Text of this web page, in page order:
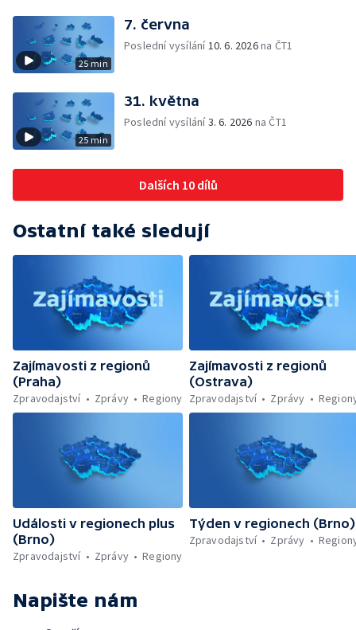
25 min
7. června
Poslední vysílání10. 6. 2026na ČT1
25 min
31. května
Poslední vysílání3. 6. 2026 na ČT1
Dalších 10 dílů
Ostatní také sledují
Zajímavosti z regionů
(Praha)
Zpravodajství
Zprávy Regiony
Zajímavosti z regionů
(Ostrava)
Zpravodajství
Zprávy
Události v regionech plus
(Brno)
Zpravodajství
Zprávy Regiony
Týden v regionech (Brno)
Zpravodajství
Zprávy
Napište nám